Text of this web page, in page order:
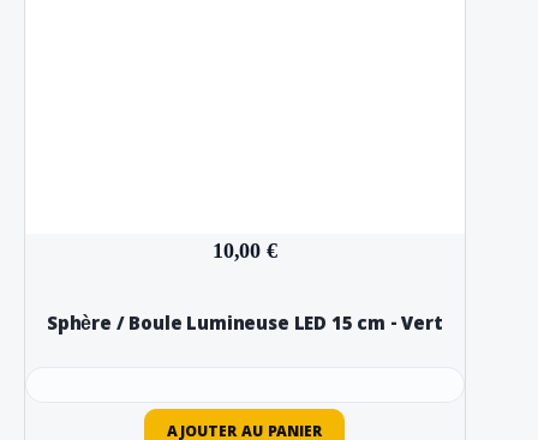
10,00 €
Sphère / Boule Lumineuse LED 15 cm - Vert
AJOUTER AU PANIER